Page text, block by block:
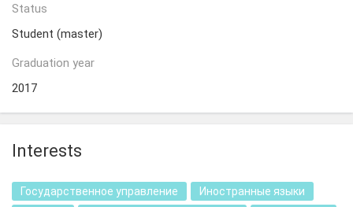
Status
Student (master)
Graduation year
2017
Interests
Государственное управление Иностранные языки